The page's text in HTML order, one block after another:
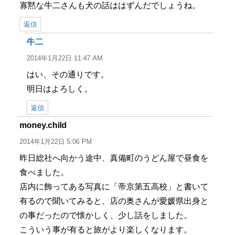
寡黙な牛二さんも犬の話ははずんだでしょうね。
返信
牛二よ
り:
2014年1月22日 11:47 AM
はい、その通りです。
明日はよろしく。
返信
money.child
り:
2014年1月22日 5:06 PM
昨日総社へ向かう途中、真備町のうどん屋で昼食を
食べました。
店内に飾ってある写真に「帝京第五高校」と書いて
有るので聞いてみると、店の奥さんが愛媛県出身と
の事だったので懐かしく、少し話をしました。
こういう事が有ると旅がより楽しくなります。